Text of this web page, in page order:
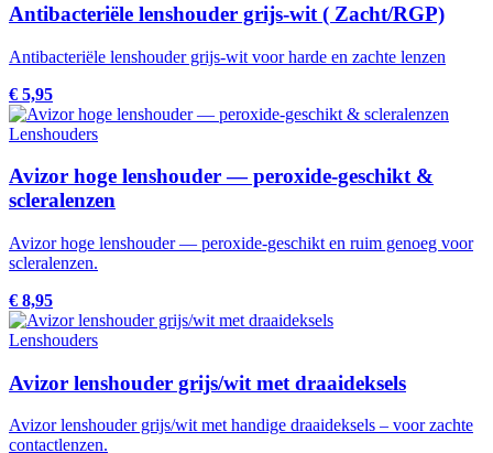
Antibacteriële lenshouder grijs-wit ( Zacht/RGP)
Antibacteriële lenshouder grijs-wit voor harde en zachte lenzen
€ 5,95
Lenshouders
Avizor hoge lenshouder — peroxide-geschikt &
scleralenzen
Avizor hoge lenshouder — peroxide-geschikt en ruim genoeg voor
scleralenzen.
€ 8,95
Lenshouders
Avizor lenshouder grijs/wit met draaideksels
Avizor lenshouder grijs/wit met handige draaideksels – voor zachte
contactlenzen.